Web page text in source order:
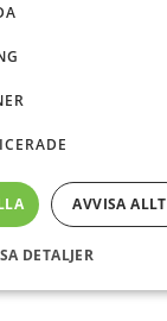
AVVISA ALLT
DETALJER